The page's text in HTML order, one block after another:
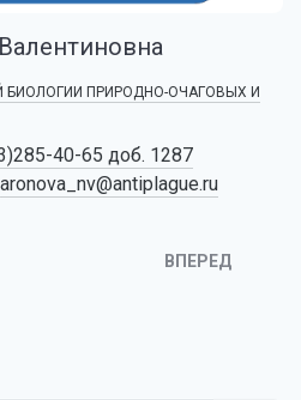
ПРИРОДНО-ОЧАГОВЫХ И
40-65 доб. 1287
aronova_nv@antiplague.ru
ВПЕРЕД